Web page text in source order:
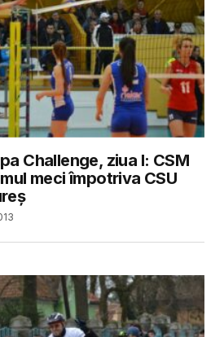
Challenge, ziua I: CSM
meci împotriva CSU